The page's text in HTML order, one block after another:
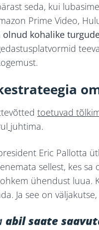
seda, kui
Prime Video,
kohalike
toetuvad
juhtima.
Eric Pallotta
sellest, kes
ühendust luua.
Ja see on
abil saate